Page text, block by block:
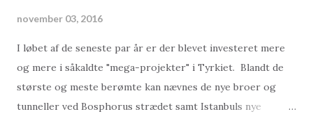
november 03, 2016
I løbet af de seneste par år er der blevet investeret mere
og mere i såkaldte "mega-projekter" i Tyrkiet. Blandt de
største og meste berømte kan nævnes de nye broer og
tunneller ved Bosphorus strædet samt Istanbuls nye